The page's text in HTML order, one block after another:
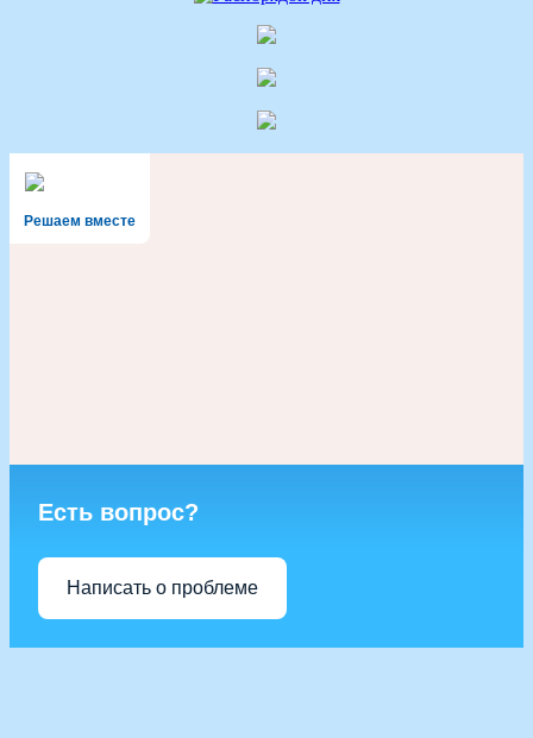
Решаем вместе
Есть вопрос?
Написать о проблеме